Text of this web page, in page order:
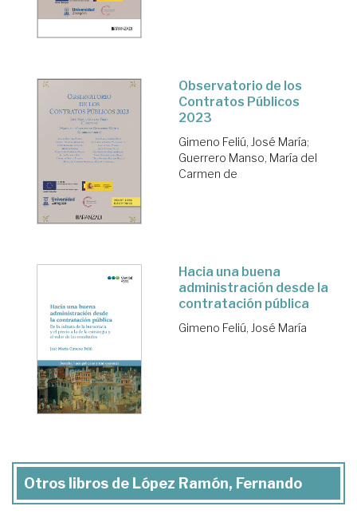
Observatorio de los
Contratos Públicos
2023
Gimeno Feliú, José María;
Guerrero Manso, María del
Carmen de
Hacia una buena
administración desde la
contratación pública
Gimeno Feliú, José María
Otros libros de López Ramón, Fernando